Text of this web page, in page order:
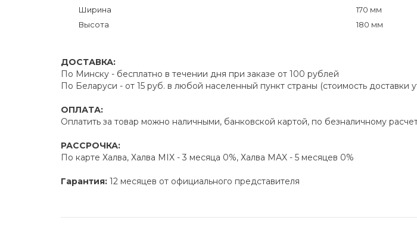
Ширина
170 мм
Высота
180 мм
ДОСТАВКА:
По Минску - бесплатно в течении дня при заказе от 100 рублей
По Беларуси - от 15 руб. в любой населенный пункт страны (стоимость доставки
ОПЛАТА:
Оплатить за товар можно наличными, банковской картой, по безналичному
РАССРОЧКА:
По карте Халва, Халва MIX - 3 месяца 0%, Халва MAX - 5 месяцев 0%
Гарантия: 12 месяцев от официального представителя